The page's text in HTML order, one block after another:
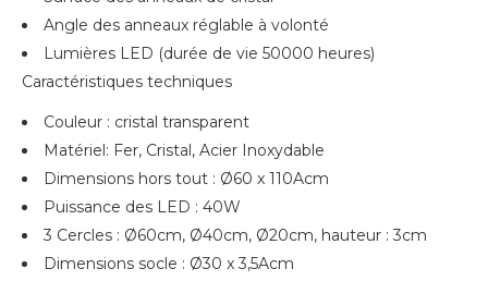
Angle des anneaux réglable à volonté
Lumières LED (durée de vie 50000 heures)
Caractéristiques techniques
Couleur : cristal transparent
Matériel: Fer, Cristal, Acier Inoxydable
Dimensions hors tout : Ø60 x 110Acm
Puissance des LED : 40W
3 Cercles : Ø60cm, Ø40cm, Ø20cm, hauteur : 3cm
Dimensions socle : Ø30 x 3,5Acm